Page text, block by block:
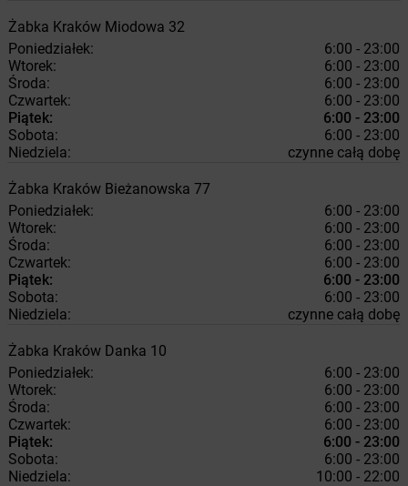
Żabka Kraków Miodowa 32
Poniedziałek:
6:00 - 23:00
Wtorek:
6:00 - 23:00
Środa:
6:00 - 23:00
Czwartek:
6:00 - 23:00
Piątek:
6:00 - 23:00
Sobota:
6:00 - 23:00
Niedziela:
czynne całą dobę
Żabka Kraków Bieżanowska 77
Poniedziałek:
6:00 - 23:00
Wtorek:
6:00 - 23:00
Środa:
6:00 - 23:00
Czwartek:
6:00 - 23:00
Piątek:
6:00 - 23:00
Sobota:
6:00 - 23:00
Niedziela:
czynne całą dobę
Żabka Kraków Danka 10
Poniedziałek:
6:00 - 23:00
Wtorek:
6:00 - 23:00
Środa:
6:00 - 23:00
Czwartek:
6:00 - 23:00
Piątek:
6:00 - 23:00
Sobota:
6:00 - 23:00
Niedziela:
10:00 - 22:00